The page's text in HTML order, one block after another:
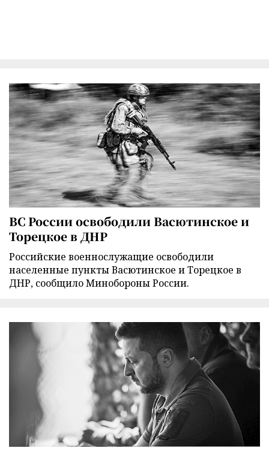
ВС России освободили Васютинское и
Торецкое в ДНР
Российские военнослужащие освободили
населенные пункты Васютинское и Торецкое в
ДНР, сообщило Минобороны России.